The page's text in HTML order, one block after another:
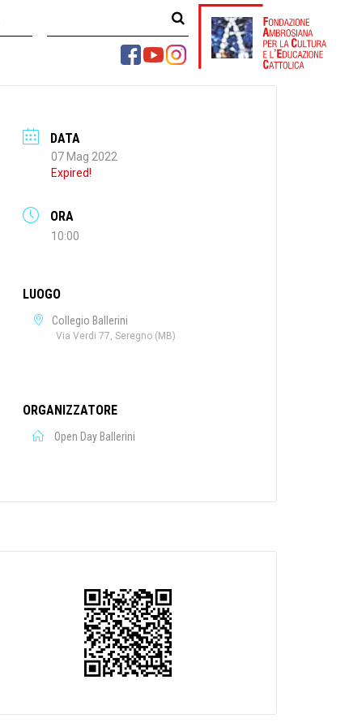
DATA
07 Mag 2022
Expired!
ORA
10:00
LUOGO
Collegio Ballerini
Via Verdi 77, Seregno (MB)
ORGANIZZATORE
Open Day Ballerini